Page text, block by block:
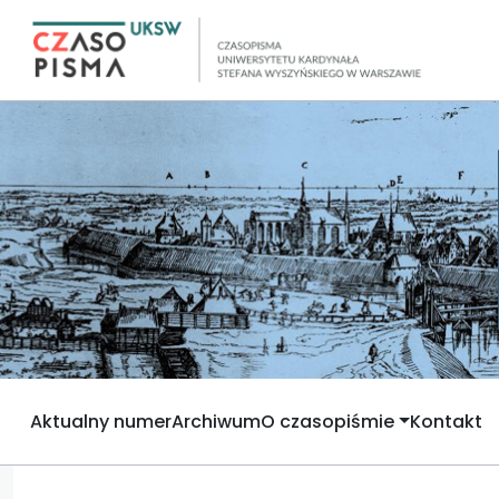
Aktualny numerArchiwumO czasopiśmie Kontakt